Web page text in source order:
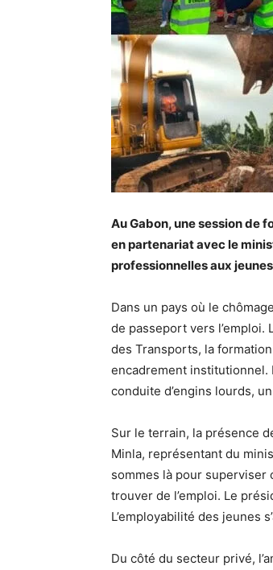
Au Gabon, une session de
en partenariat avec le
professionnelles aux
Dans un pays où le
de passeport vers l’emploi.
des Transports, la
encadrement institutionnel.
conduite d’engins lourds,
Sur le terrain, la présence
Minla, représentant du
sommes là pour superviser
trouver de l’emploi. Le
L’employabilité des jeunes
Du côté du secteur privé,